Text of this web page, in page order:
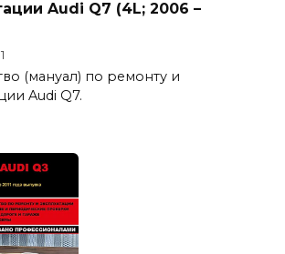
Audi Q7 (4L; 2006 –
(мануал) по ремонту и
Audi Q7.